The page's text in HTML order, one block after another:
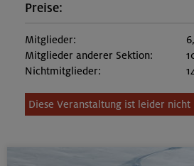
Preise:
Mitglieder:
Mitglieder anderer Sektion:
Nichtmitglieder:
Diese Veranstaltung ist leider nicht